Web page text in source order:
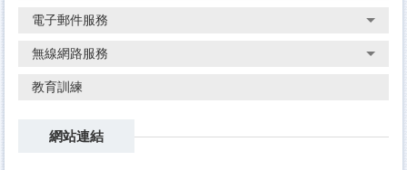
電子郵件服務
無線網路服務
教育訓練
網站連結